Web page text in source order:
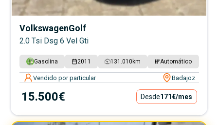
VolkswagenGolf
2.0 Tsi Dsg 6 Vel Gti
Gasolina 2011 131.010 km Automático
Vendido por particular Badajoz
15.500€ Desde171€/mes